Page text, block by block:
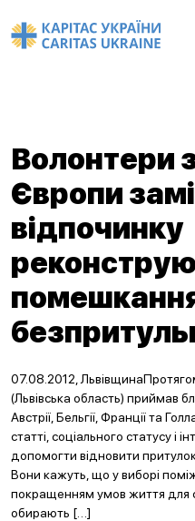
Волонтери
Європи
відпочинку
07.08.2012,
(Львівська область) приймав
Австрії, Бельгії, Франції та
статті, соціального статусу і
допомогти відновити
Вони кажуть, що у виборі
покращенням умов життя для
обирають […]